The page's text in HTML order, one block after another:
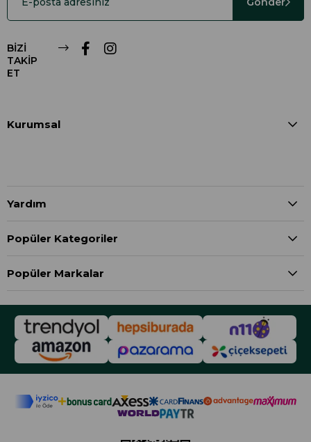
BİZİ
TAKİP
ET
Kurumsal
Yardım
Popüler Kategoriler
Popüler Markalar